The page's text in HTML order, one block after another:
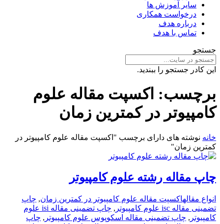
سایر آموزش ها
درخواست همکاری
درباره هدف
تماس با هدف
جستجو
این کادر جستجو را ببندید.
برچسب: اکسپت مقاله علوم
کامپیوتر در کمترین زمان
خانه نوشته های دارای برچسب "اکسپت مقاله علوم کامپیوتر در
کمترین زمان"
چاپ مقاله رشته علوم کامپیوتر
انواع مقالهاکسپت مقاله علوم کامپیوتر در کمترین زمان, چاپ
تضمینی مقاله isc علوم کامپیوتر
,
چاپ تضمینی مقاله isi علوم
کامپیوتر , چاپ تضمینی مقاله اسکوپوس علوم کامپیوتر , چاپ